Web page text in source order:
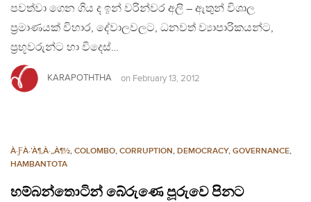
පවත්වා ගෙන ගිය ද ඉන් වරින්වර අලි – ඇතුන් විශාල
ප්‍රමාණයක් විහාර, දේවාලවලට, ධනවත් ව්‍යාපාරිකයන්ට,
ප්‍රභූවරුන්ට හා විදෙස්…
KARAPOTHTHA on February 13, 2012
À·ƑÀ·’À¶‚À·„À¶½, COLOMBO, CORRUPTION, DEMOCRACY, GOVERNANCE,
HAMBANTOTA
හම්බන්තොටින් බේරුණෙ පූරුවෙ පිනට